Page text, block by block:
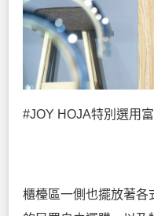
#JOY HOJA特別選用
櫃檯區一側也擺放著各